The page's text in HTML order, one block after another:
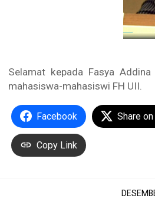
Selamat kepada Fasya
mahasiswa-mahasiswi FH UII.
Facebook Share on
Copy Link